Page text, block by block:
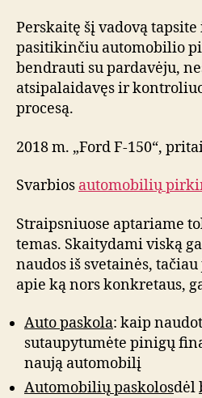
Perskaitę šį vadovą
pasitikinčiu automobilio
bendrauti su pardavėju,
atsipalaidavęs ir
procesą.
2018 m. „Ford F-150“,
Svarbios automobilių
Straipsniuose aptariame
temas. Skaitydami viską
naudos iš svetainės,
apie ką nors konkretaus,
Auto paskola: kaip
sutaupytumėte pinigų
naują automobilį
Automobilių paskolosdėl